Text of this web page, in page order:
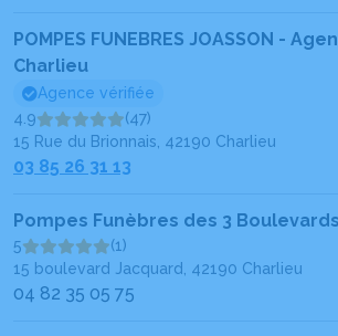
POMPES FUNEBRES JOASSON -
Charlieu
Agence vérifiée
4.9
(47)
15 Rue du Brionnais, 42190 Charlieu
03 85 26 31 13
Pompes Funèbres des 3 Boulevards
5
(1)
15 boulevard Jacquard, 42190 Charlieu
04 82 35 05 75